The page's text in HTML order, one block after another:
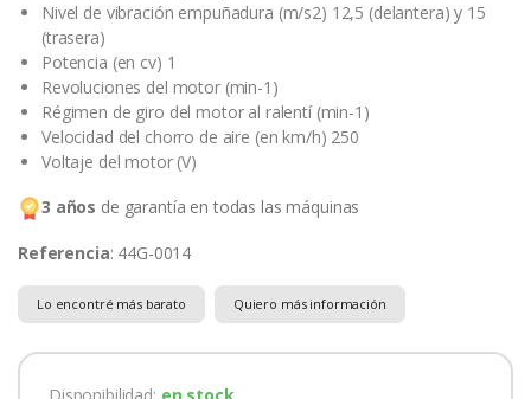
Nivel de vibración empuñadura (m/s2) 12,5 (delantera) y 15
(trasera)
Potencia (en cv) 1
Revoluciones del motor (min-1)
Régimen de giro del motor al ralentí (min-1)
Velocidad del chorro de aire (en km/h) 250
Voltaje del motor (V)
3 años de garantía en todas las máquinas
Referencia: 44G-0014
Lo encontré más barato Quiero más información